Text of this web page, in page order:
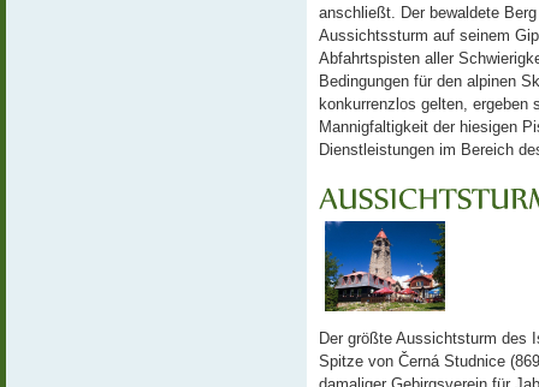
anschließt. Der bewaldete
Aussichtssturm auf seinem
Abfahrtspisten aller
Bedingungen für den alpinen
konkurrenzlos gelten, ergeben
Mannigfaltigkeit der hiesigen
Dienstleistungen im Bereich
Der größte Aussichtsturm des
Spitze von Černá Studnice